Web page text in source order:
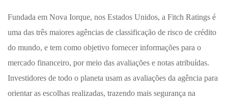
Fundada em Nova Iorque, nos Estados Unidos, a Fitch Ratings é
uma das três maiores agências de classificação de risco de crédito
do mundo, e tem como objetivo fornecer informações para o
mercado financeiro, por meio das avaliações e notas atribuídas.
Investidores de todo o planeta usam as avaliações da agência para
orientar as escolhas realizadas, trazendo mais segurança na